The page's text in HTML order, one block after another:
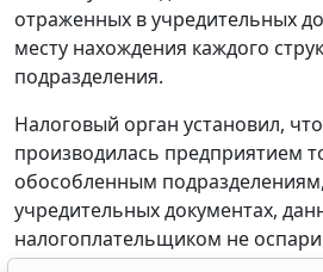
отраженных в учредительных
месту нахождения каждого
подразделения.
Налоговый орган установил,
производилась предприятием
обособленным
учредительных документах,
налогоплательщиком не